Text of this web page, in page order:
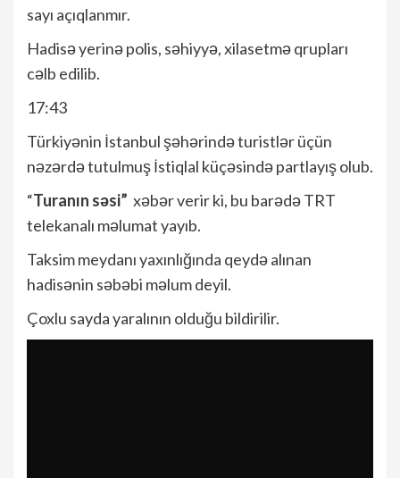
sayı açıqlanmır.
Hadisə yerinə polis, səhiyyə, xilasetmə qrupları
cəlb edilib.
17:43
Türkiyənin İstanbul şəhərində turistlər üçün
nəzərdə tutulmuş İstiqlal küçəsində partlayış olub.
“Turanın səsi” xəbər verir ki, bu barədə TRT
telekanalı məlumat yayıb.
Taksim meydanı yaxınlığında qeydə alınan
hadisənin səbəbi məlum deyil.
Çoxlu sayda yaralının olduğu bildirilir.